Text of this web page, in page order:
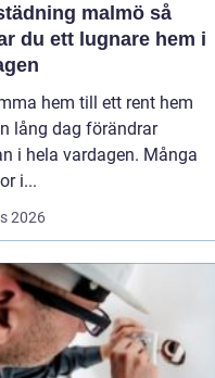
malmö så
du ett lugnare hem i
hem till ett rent hem
lång dag förändrar
i hela vardagen. Många
i...
2026